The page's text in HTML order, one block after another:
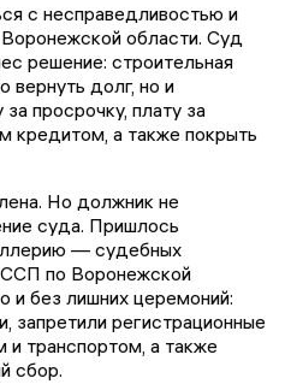
с несправедливостью и
области. Суд
решение: строительная
вернуть долг, но и
просрочку, плату за
кредитом, а также покрыть
Но должник не
суда. Пришлось
— судебных
по Воронежской
и без лишних церемоний:
запретили регистрационные
транспортом, а также
сбор.